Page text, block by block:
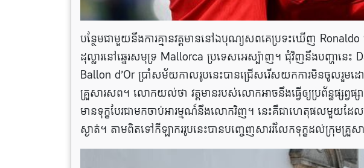
បន្ថែមជាមួយនឹងការគ្មានវត្តមាននៅឯបុណ្យសពគេប្រទះឃើញ
ដុល្លារនៅឆ្នេរសមុទ្រ Mallorca ប្រទេសអេស្ប៉ាញ។ ជុំវិញនឹងបញ្ហានេះ
Ballon d’Or ប្រាំសម័យកាលរូបនេះបានជ្រើសរើសយកការមិនចូលរួមដ
គ្រួសារសព។ លោកយល់ថា វត្តមានរបស់លោកអាចនឹងធ្វើឲ្យប្រព័ន្ធផ្សព្វផ្
មានទុក្ខបែរជាមកចាប់អារម្មណ៍នឹងលោកវិញ។ នេះគឺជាហេតុផលមួយដ
ស្ងាត់។ តាមពិតទៅកីឡាកររូបនេះបានបញ្ចេញសាររំលែកទុក្ខដល់ក្រុមគ្